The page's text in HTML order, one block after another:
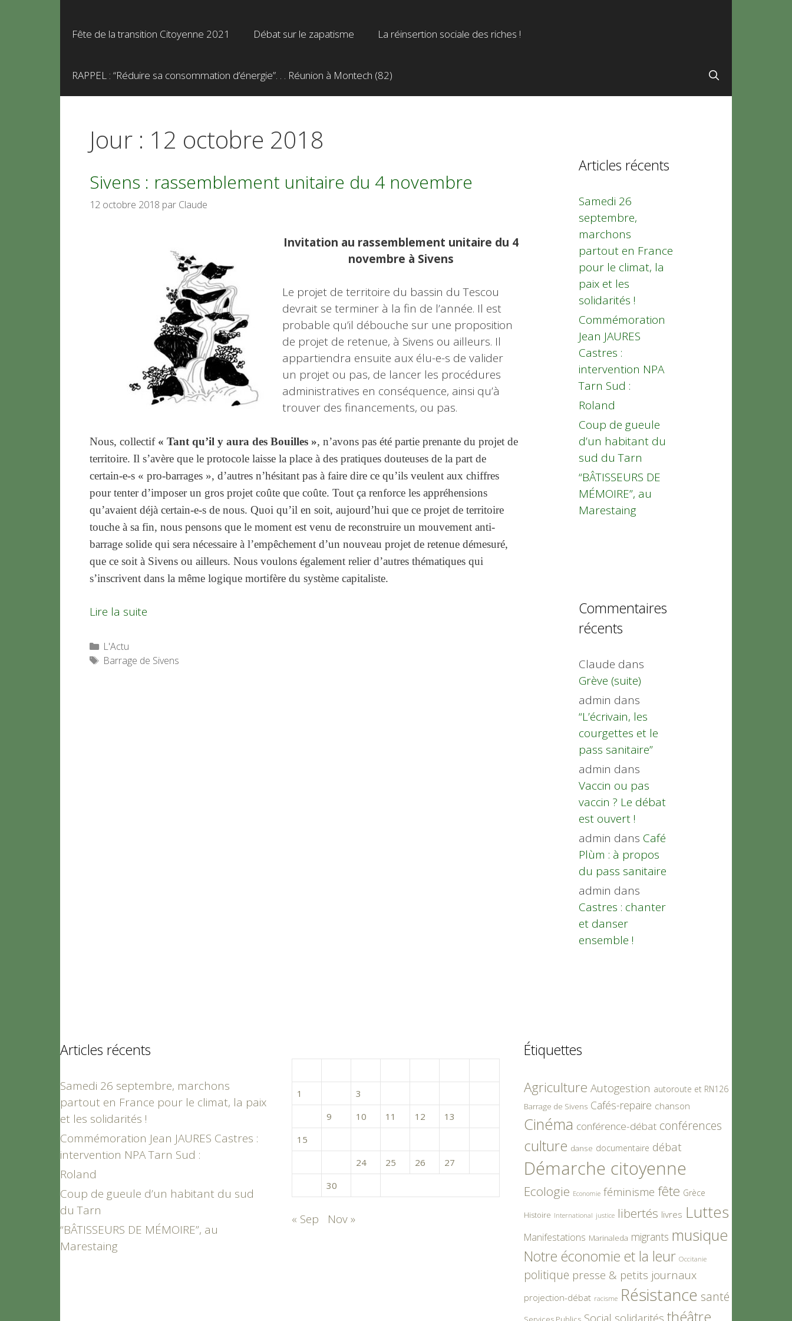
Fête de la transition Citoyenne 2021 Débat sur le zapatisme La réinsertion sociale des riches !
RAPPEL : “Réduire sa consommation d’énergie”. . . Réunion à Montech (82)
Jour : 12 octobre 2018
Sivens : rassemblement unitaire du 4 novembre
12 octobre 2018 par Claude
Invitation au rassemblement unitaire du 4
novembre à Sivens
Le projet de territoire du bassin du Tescou
devrait se terminer à la fin de l’année. Il est
probable qu’il débouche sur une proposition
de projet de retenue, à Sivens ou ailleurs. Il
appartiendra ensuite aux élu-e-s de valider
un projet ou pas, de lancer les procédures
administratives en conséquence, ainsi qu’à
trouver des financements, ou pas.
Nous, collectif « Tant qu’il y aura des Bouilles », n’avons pas été partie prenante du projet de
territoire. Il s’avère que le protocole laisse la place à des pratiques douteuses de la part de
certain-e-s « pro-barrages », d’autres n’hésitant pas à faire dire ce qu’ils veulent aux chiffres
pour tenter d’imposer un gros projet coûte que coûte. Tout ça renforce les appréhensions
qu’avaient déjà certain-e-s de nous. Quoi qu’il en soit, aujourd’hui que ce projet de territoire
touche à sa fin, nous pensons que le moment est venu de reconstruire un mouvement anti-
barrage solide qui sera nécessaire à l’empêchement d’un nouveau projet de retenue démesuré,
que ce soit à Sivens ou ailleurs. Nous voulons également relier d’autres thématiques qui
s’inscrivent dans la même logique mortifère du système capitaliste.
Lire la suite
Catégories
L'Actu
Étiquettes
Barrage de Sivens
Articles récents
Samedi 26
septembre,
marchons
partout en France
pour le climat, la
paix et les
solidarités !
Commémoration
Jean JAURES
Castres :
intervention NPA
Tarn Sud :
Roland
Coup de gueule
d’un habitant du
sud du Tarn
“BÂTISSEURS DE
MÉMOIRE”, au
Marestaing
Commentaires
récents
Claude dans
Grève (suite)
admin dans
“L’écrivain, les
courgettes et le
pass sanitaire”
admin dans
Vaccin ou pas
vaccin ? Le débat
est ouvert !
admin dans Café
Plùm : à propos
du pass sanitaire
admin dans
Castres : chanter
et danser
ensemble !
Articles récents
Samedi 26 septembre, marchons
partout en France pour le climat, la paix
et les solidarités !
Commémoration Jean JAURES Castres :
intervention NPA Tarn Sud :
Roland
Coup de gueule d’un habitant du sud
du Tarn
“BÂTISSEURS DE MÉMOIRE”, au
Marestaing
1
3
9 10 11 12 13
15
24 25 26 27
30
« Sep Nov »
Étiquettes
Agriculture Autogestion autoroute et RN126
Barrage de Sivens Cafés-repaire chanson
Cinéma conférence-débat conférences
culture danse documentaire débat
Démarche citoyenne
Ecologie Economie féminisme fête Grèce
Histoire International justice libertés livres Luttes
Manifestations Marinaleda migrants musique
Notre économie et la leur Occitanie
politique presse & petits journaux
projection-débat racisme Résistance santé
Social solidarités théâtre